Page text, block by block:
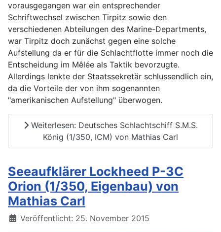
vorausgegangen war ein entsprechender
Schriftwechsel zwischen Tirpitz sowie den
verschiedenen Abteilungen des Marine-Departments,
war Tirpitz doch zunächst gegen eine solche
Aufstellung da er für die Schlachtflotte immer noch die
Entscheidung im Mêlée als Taktik bevorzugte.
Allerdings lenkte der Staatssekretär schlussendlich ein,
da die Vorteile der von ihm sogenannten
"amerikanischen Aufstellung" überwogen.
Weiterlesen: Deutsches Schlachtschiff S.M.S.
König (1/350, ICM) von Mathias Carl
Seeaufklärer Lockheed P-3C
Orion (1/350, Eigenbau) von
Mathias Carl
Details
Veröffentlicht: 25. November 2015